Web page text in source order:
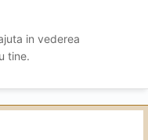
in vederea
tine.